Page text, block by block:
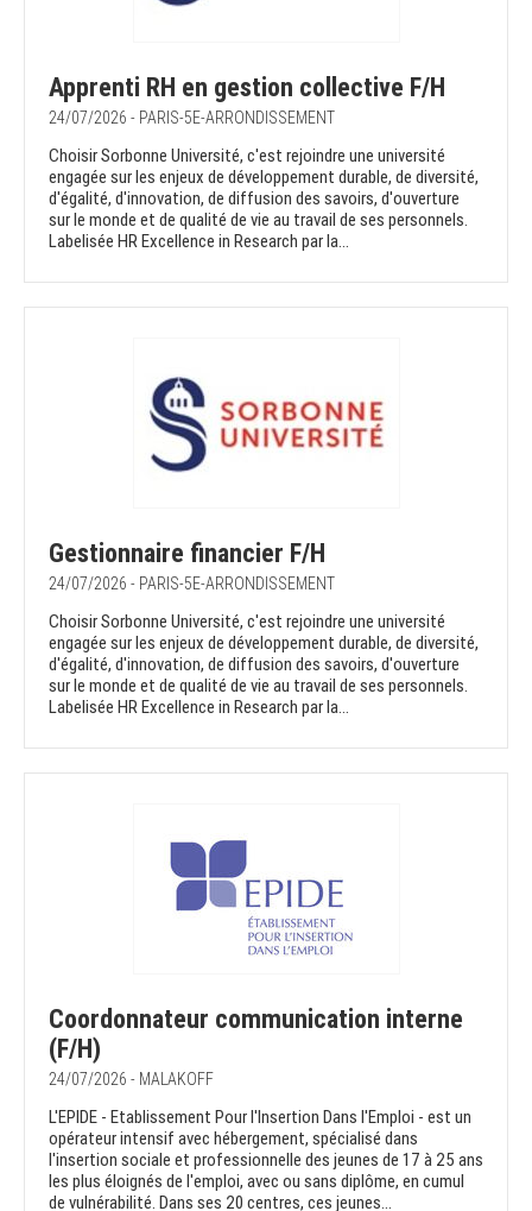
Apprenti RH en gestion collective F/H
24/07/2026 - PARIS-5E-ARRONDISSEMENT
Choisir Sorbonne Université, c'est rejoindre une université
engagée sur les enjeux de développement durable, de diversité,
d'égalité, d'innovation, de diffusion des savoirs, d'ouverture
sur le monde et de qualité de vie au travail de ses personnels.
Labelisée HR Excellence in Research par la...
Gestionnaire financier F/H
24/07/2026 - PARIS-5E-ARRONDISSEMENT
Choisir Sorbonne Université, c'est rejoindre une université
engagée sur les enjeux de développement durable, de diversité,
d'égalité, d'innovation, de diffusion des savoirs, d'ouverture
sur le monde et de qualité de vie au travail de ses personnels.
Labelisée HR Excellence in Research par la...
Coordonnateur communication interne
(F/H)
24/07/2026 - MALAKOFF
L'EPIDE - Etablissement Pour l'Insertion Dans l'Emploi - est un
opérateur intensif avec hébergement, spécialisé dans
l'insertion sociale et professionnelle des jeunes de 17 à 25 ans
les plus éloignés de l'emploi, avec ou sans diplôme, en cumul
de vulnérabilité. Dans ses 20 centres, ces jeunes...